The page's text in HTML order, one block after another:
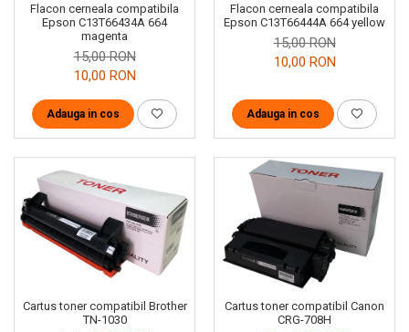
Flacon cerneala compatibila
Epson C13T66434A 664
magenta
15,00 RON
10,00 RON
Adauga in cos
Flacon cerneala compatibila
Epson C13T66444A 664 yellow
15,00 RON
10,00 RON
Adauga in cos
Cartus toner compatibil Brother
TN-1030
Cartus toner compatibil Canon
CRG-708H